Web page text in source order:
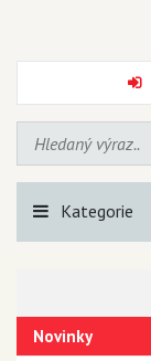
Kategorie
Novinky